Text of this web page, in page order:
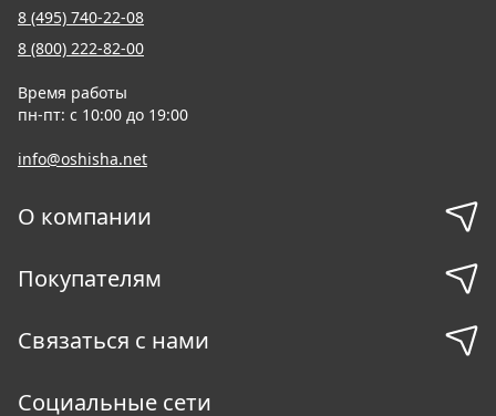
8 (495) 740-22-08
8 (800) 222-82-00
Время работы
пн-пт: с 10:00 до 19:00
info@oshisha.net
О компании
Покупателям
Связаться с нами
Социальные сети